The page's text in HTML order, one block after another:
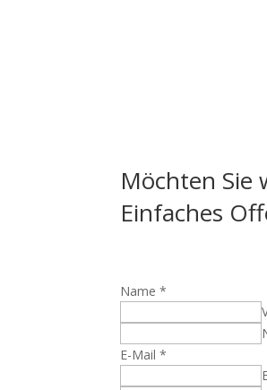
Möchten Sie
Einfaches
Name*
E-Mail*